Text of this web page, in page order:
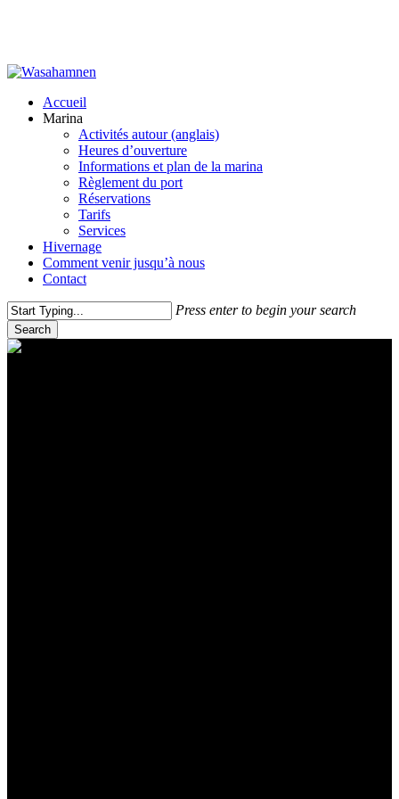
content
Menu
Accueil
Marina
Activités autour (anglais)
Heures d’ouverture
Informations et plan de la marina
Règlement du port
Réservations
Tarifs
Services
Hivernage
Comment venir jusqu’à nous
Contact
Press enter to begin your search
Search
Close